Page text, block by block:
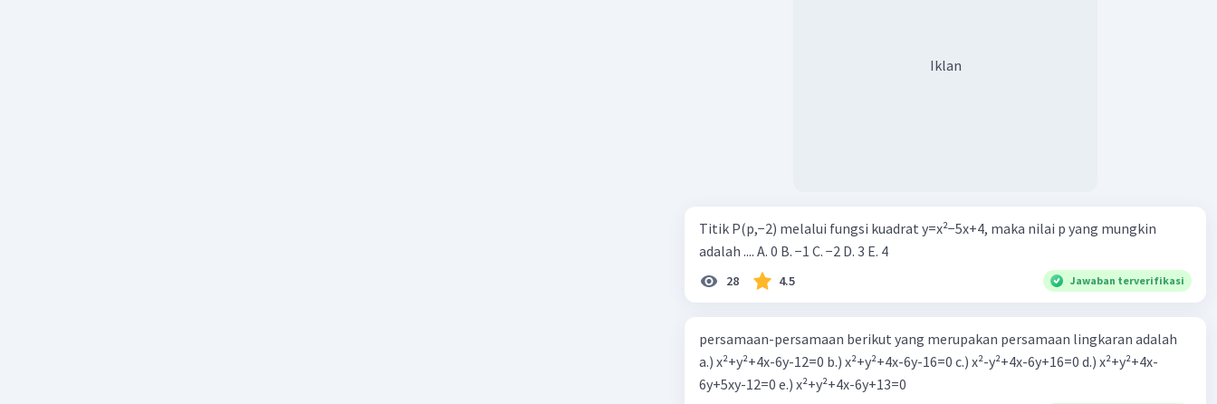
Iklan
Titik P(p,−2) melalui fungsi kuadrat y=x²−5x+4, maka nilai p yang mungkin
adalah .... A. 0 B. −1 C. −2 D. 3 E. 4
28 4.5 Jawaban terverifikasi
persamaan-persamaan berikut yang merupakan persamaan lingkaran adalah
a.) x²+y²+4x-6y-12=0 b.) x²+y²+4x-6y-16=0 c.) x²-y²+4x-6y+16=0 d.) x²+y²+4x-
6y+5xy-12=0 e.) x²+y²+4x-6y+13=0